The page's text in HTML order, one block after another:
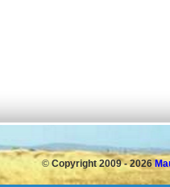
© Copyright 2009 - 2026